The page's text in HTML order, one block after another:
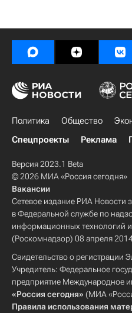
Политика Общество
Спецпроекты
Реклама
Версия 2023.1 Beta
© 2026 МИА «Россия сегодня»
Вакансии
Сетевое издание РИА Новости
в Федеральной службе по
информационных технологий
(Роскомнадзор) 08 апреля
Свидетельство о
Учредитель: Федеральное
предприятие Международное
«Россия сегодня» (МИА
Правила использования